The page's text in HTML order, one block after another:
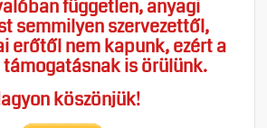
független, anyagi
semmilyen szervezettől,
erőtől nem kapunk, ezért a
is örülünk.
köszönjük!